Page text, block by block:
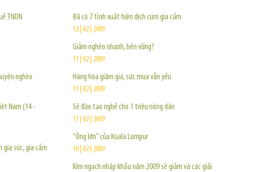
TNDN
nghèo
Nam (14 -
gia súc, gia cầm
Đã có 7 tỉnh xuất hiện dịch cúm gia cầm
12 | 02 | 2009
Giảm nghèo nhanh, bền vững?
11 | 02 | 2009
Hàng hóa giảm giá, sức mua vẫn yếu
11 | 02 | 2009
Sẽ đào tạo nghề cho 1 triệu nông dân
11 | 02 | 2009
“Ông lớn” của Kuala Lumpur
10 | 02 | 2009
Kim ngạch nhập khẩu năm 2009 sẽ giảm và các giải